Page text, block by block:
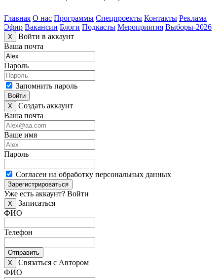
Главная О нас Программы Спецпроекты Контакты Реклама
Эфир Вакансии Блоги Подкасты Мероприятия Выборы-2026
X
Войти в аккаунт
Ваша почта
Пароль
Запомнить пароль
Войти
X
Создать аккаунт
Ваша почта
Ваше имя
Пароль
Согласен на обработку персональных данных
Зарегистрироваться
Уже есть аккаунт? Войти
X
Записаться
ФИО
Телефон
Отправить
X
Связаться с Автором
ФИО